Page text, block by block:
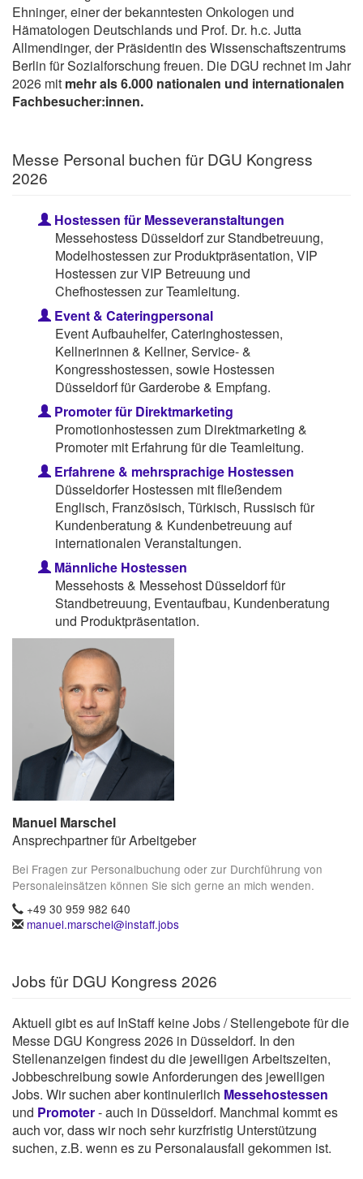
Ehninger, einer der bekanntesten Onkologen und
Hämatologen Deutschlands und Prof. Dr. h.c. Jutta
Allmendinger, der Präsidentin des Wissenschaftszentrums
Berlin für Sozialforschung freuen. Die DGU rechnet im Jahr
2026 mit mehr als 6.000 nationalen und internationalen
Fachbesucher:innen.
Messe Personal buchen für DGU Kongress
2026
Hostessen für Messeveranstaltungen
Messehostess Düsseldorf zur Standbetreuung,
Modelhostessen zur Produktpräsentation, VIP
Hostessen zur VIP Betreuung und
Chefhostessen zur Teamleitung.
Event & Cateringpersonal
Event Aufbauhelfer, Cateringhostessen,
Kellnerinnen & Kellner, Service- &
Kongresshostessen, sowie Hostessen
Düsseldorf für Garderobe & Empfang.
Promoter für Direktmarketing
Promotionhostessen zum Direktmarketing &
Promoter mit Erfahrung für die Teamleitung.
Erfahrene & mehrsprachige Hostessen
Düsseldorfer Hostessen mit fließendem
Englisch, Französisch, Türkisch, Russisch für
Kundenberatung & Kundenbetreuung auf
internationalen Veranstaltungen.
Männliche Hostessen
Messehosts & Messehost Düsseldorf für
Standbetreuung, Eventaufbau, Kundenberatung
und Produktpräsentation.
Manuel Marschel
Ansprechpartner für Arbeitgeber
Bei Fragen zur Personalbuchung oder zur Durchführung von
Personaleinsätzen können Sie sich gerne an mich wenden.
+49 30 959 982 640
manuel.marschel@instaff.jobs
Jobs für DGU Kongress 2026
Aktuell gibt es auf InStaff keine Jobs / Stellengebote für die
Messe DGU Kongress 2026 in Düsseldorf. In den
Stellenanzeigen findest du die jeweiligen Arbeitszeiten,
Jobbeschreibung sowie Anforderungen des jeweiligen
Jobs. Wir suchen aber kontinuierlich Messehostessen
und Promoter- auch in Düsseldorf. Manchmal kommt es
auch vor, dass wir noch sehr kurzfristig Unterstützung
suchen, z.B. wenn es zu Personalausfall gekommen ist.